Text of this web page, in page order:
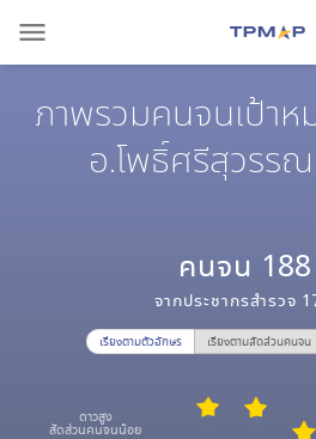
menu
ภาพรวมคนจนเป้าห
อ.โพธิ์ศรีสุวรร
คนจน 188
จากประชากรสำรวจ
เรียงตามตัวอักษร เรียงตามสัดส่วนคนจน
ดาวสูง
สัดส่วนคนจนน้อย